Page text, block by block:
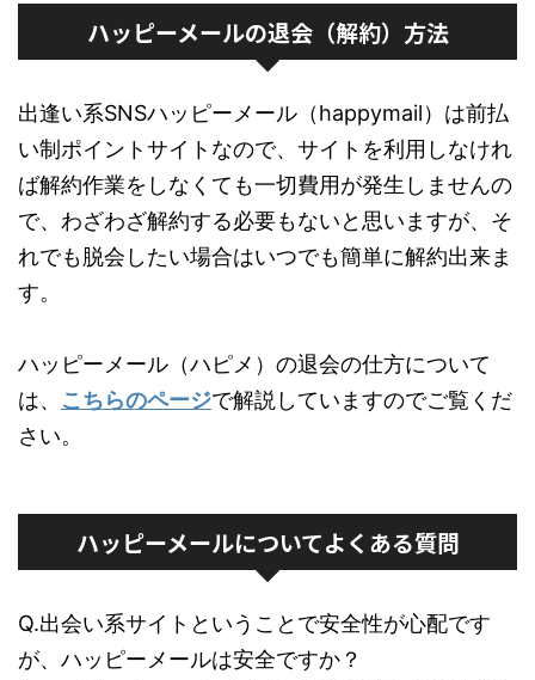
ハッピーメールの退会（解約）方法
出逢い系SNSハッピーメール（happymail）は前払
い制ポイントサイトなので、サイトを利用しなけれ
ば解約作業をしなくても一切費用が発生しませんの
で、わざわざ解約する必要もないと思いますが、そ
れでも脱会したい場合はいつでも簡単に解約出来ま
す。
ハッピーメール（ハピメ）の退会の仕方について
は、 こちらのページで解説していますのでご覧くだ
さい。
ハッピーメールについてよくある質問
Q.出会い系サイトということで安全性が心配です
が、ハッピーメールは安全ですか？